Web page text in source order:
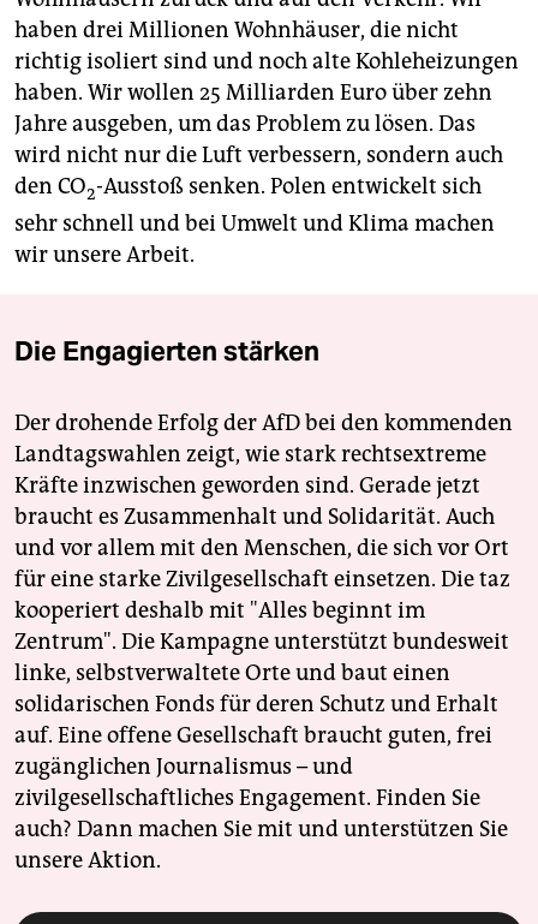
haben drei Millionen Wohnhäuser, die nicht
richtig isoliert sind und noch alte Kohleheizungen
haben. Wir wollen 25 Milliarden Euro über zehn
Jahre ausgeben, um das Problem zu lösen. Das
wird nicht nur die Luft verbessern, sondern auch
den CO2-Ausstoß senken. Polen entwickelt sich
sehr schnell und bei Umwelt und Klima machen
wir unsere Arbeit.
Die Engagierten stärken
Der drohende Erfolg der AfD bei den kommenden
Landtagswahlen zeigt, wie stark rechtsextreme
Kräfte inzwischen geworden sind. Gerade jetzt
braucht es Zusammenhalt und Solidarität. Auch
und vor allem mit den Menschen, die sich vor Ort
für eine starke Zivilgesellschaft einsetzen. Die taz
kooperiert deshalb mit "Alles beginnt im
Zentrum". Die Kampagne unterstützt bundesweit
linke, selbstverwaltete Orte und baut einen
solidarischen Fonds für deren Schutz und Erhalt
auf. Eine offene Gesellschaft braucht guten, frei
zugänglichen Journalismus – und
zivilgesellschaftliches Engagement. Finden Sie
auch? Dann machen Sie mit und unterstützen Sie
unsere Aktion.